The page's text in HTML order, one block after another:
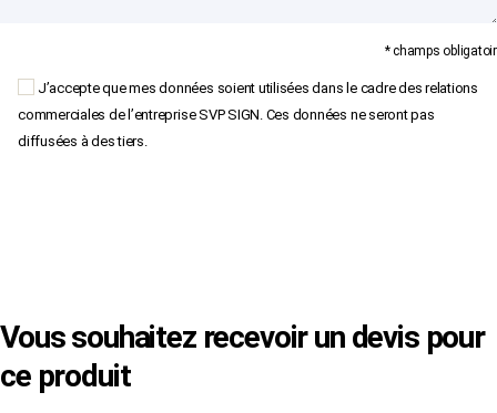
* champs obligatoir
J’accepte que mes données soient utilisées dans le cadre des relations
commerciales de l’entreprise SVP SIGN. Ces données ne seront pas
diffusées à des tiers.
Vous souhaitez recevoir un devis pour
ce produit